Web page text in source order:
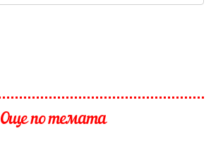
Още по темата